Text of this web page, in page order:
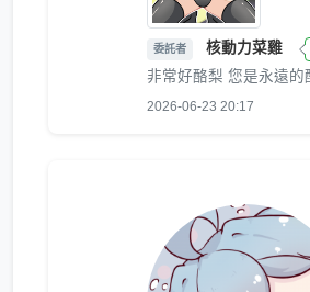
委託者 核動力菜雞
非常好酪梨 您是永遠的
2026-06-23 20:17